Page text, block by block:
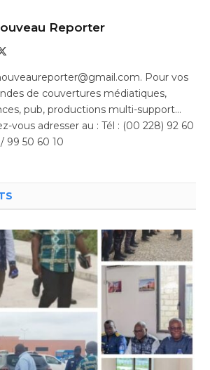
Reporter
Pour vos
de couvertures médiatiques,
pub, productions multi-support…
vous adresser au : Tél : (00 228) 92 60
99 50 60 10